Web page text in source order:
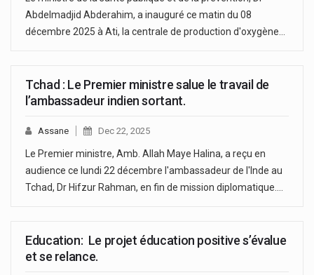
Abdelmadjid Abderahim, a inauguré ce matin du 08
décembre 2025 à Ati, la centrale de production d'oxygène…
Tchad : Le Premier ministre salue le travail de
l’ambassadeur indien sortant.
Assane Dec 22, 2025
Le Premier ministre, Amb. Allah Maye Halina, a reçu en
audience ce lundi 22 décembre l'ambassadeur de l'Inde au
Tchad, Dr Hifzur Rahman, en fin de mission diplomatique.…
‎Education: Le projet éducation positive s’évalue
et se relance.